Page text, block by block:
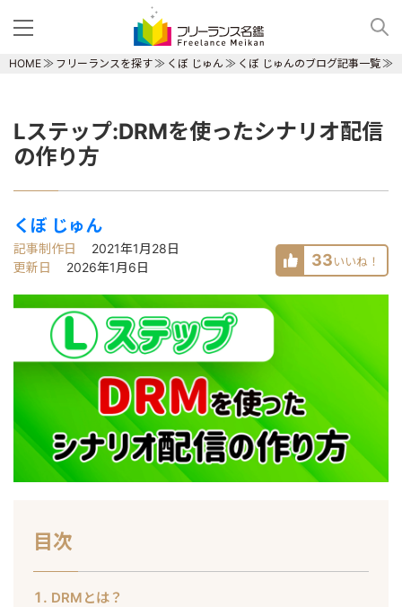
HOME フリーランスを探す くぼ じゅん くぼ じゅんのブログ記事一覧
Lステップ:DRMを使ったシナリオ配信
の作り方
くぼ じゅん
記事制作日
2021年1月28日
更新日
2026年1月6日 33いいね！
目次
DRMとは？